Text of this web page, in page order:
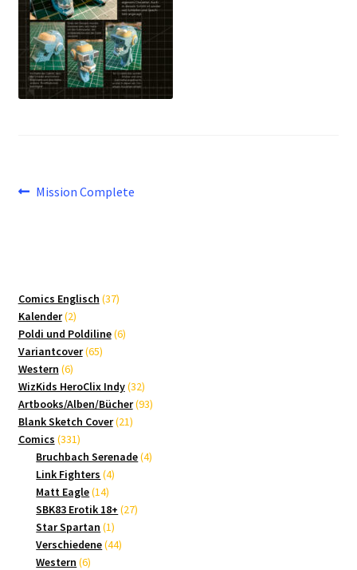
Beitragsnavigation
Vorheriger
Mission Complete
Comics Englisch 3737
Kalender 22
Produkte
Poldi und Poldiline 66
Variantcover 6565
Western 66
Produkte
WizKids HeroClix Indy 3232
Produkte
Artbooks/Alben/Bücher 9393
Blank Sketch Cover 2121
Comics 331331
Produkte
Bruchbach Serenade 44
Link Fighters 44
Matt Eagle 1414
Produkte
SBK83 Erotik 18+ 2727
Star Spartan 11
Produkt
Verschiedene 4444
Western 66